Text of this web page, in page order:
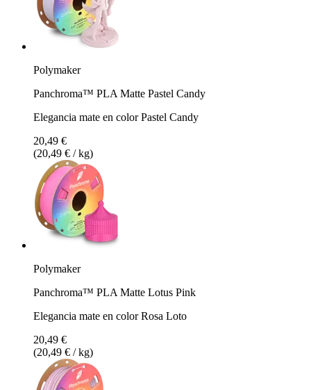
Polymaker
Panchroma™ PLA Matte Pastel Candy
Elegancia mate en color Pastel Candy
20,49 €
(20,49 € / kg)
Polymaker
Panchroma™ PLA Matte Lotus Pink
Elegancia mate en color Rosa Loto
20,49 €
(20,49 € / kg)